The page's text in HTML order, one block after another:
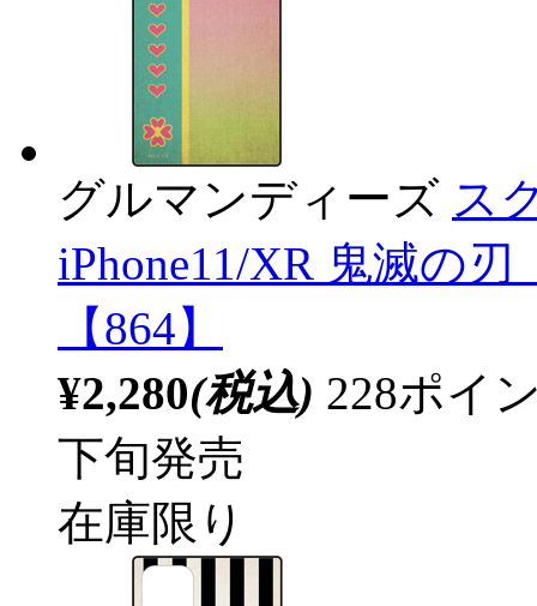
グルマンディーズ ス
iPhone11/XR 鬼滅の
【864】
¥2,280(税込) 228ポイ
下旬発売
在庫限り